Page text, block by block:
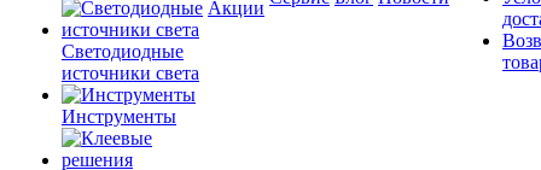
Светодиодные
источники света
Инструменты
Акции